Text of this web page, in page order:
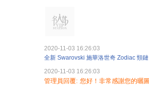
2020-11-03 16:26:03
全新 Swarovski 施華洛世奇 Zodiac 頸
2020-11-03 16:26:03
管理員回覆: 您好！非常感謝您的曬